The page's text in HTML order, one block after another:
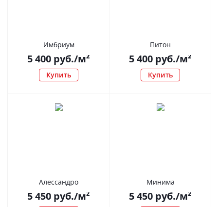
Имбриум
5 400 руб./м²
Купить
Питон
5 400 руб./м²
Купить
Алессандро
5 450 руб./м²
Минима
5 450 руб./м²